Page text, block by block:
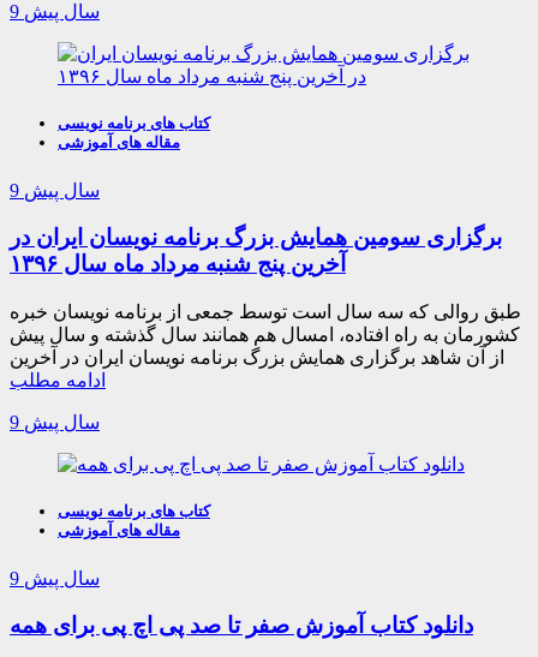
9 سال پیش
کتاب های برنامه نویسی
مقاله های آموزشی
9 سال پیش
برگزاری سومین همایش بزرگ برنامه نویسان ایران در
آخرین پنج شنبه مرداد ماه سال ۱۳۹۶
طبق روالی که سه سال است توسط جمعی از برنامه نویسان خبره
کشورمان به راه افتاده، امسال هم همانند سال گذشته و سال پیش
از آن شاهد برگزاری همایش بزرگ برنامه نویسان ایران در آخرین
ادامه مطلب
9 سال پیش
کتاب های برنامه نویسی
مقاله های آموزشی
9 سال پیش
دانلود کتاب آموزش صفر تا صد پی اچ پی برای همه